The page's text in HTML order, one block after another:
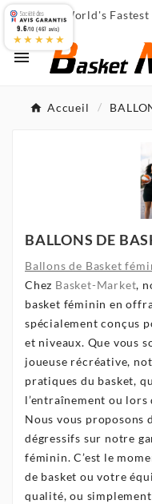
 World's

Accueil
BALLONS DE
Ballons de Basket
Chez Basket-Market,
basket féminin en
spécialement conçus
et niveaux. Que vous
joueuse récréative,
pratiques du basket,
l’entraînement ou lors
Nous vous
dégressifs sur notre
féminin. C’est le
de basket ou votre
qualité, ou
9.6/10 (467 avis)
★★★★★